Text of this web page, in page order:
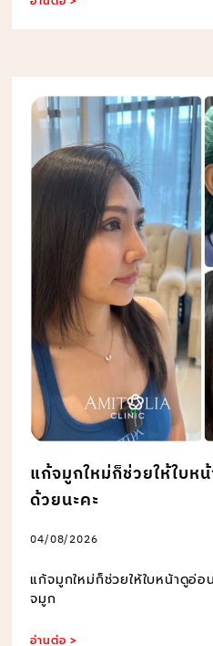
แก้จมูกใหม่ก็ช่วยให้ใบห
ด้วยนะคะ
04/08/2026
แก้จมูกใหม่ก็ช่วยให้ใบหน้าดูอ่อ
จมูก
อ่านต่อ >